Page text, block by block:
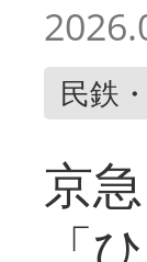
民鉄
京
「